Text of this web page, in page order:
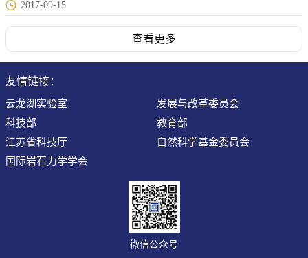
2017-09-15
查看更多
友情链接：
云龙湖实验室
发展与改革委员会
科技部
教育部
江苏省科技厅
自然科学基金委员会
国际岩石力学学会
微信公众号